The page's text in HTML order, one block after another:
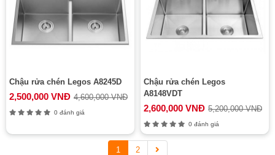
Chậu rửa chén Legos A8245D
2,500,000 VNĐ 4,600,000 VNĐ
0 đánh giá
Chậu rửa chén Legos
A8148VDT
2,600,000 VNĐ 5,200,000 VNĐ
0 đánh giá
1 2